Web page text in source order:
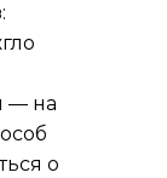
— на
о